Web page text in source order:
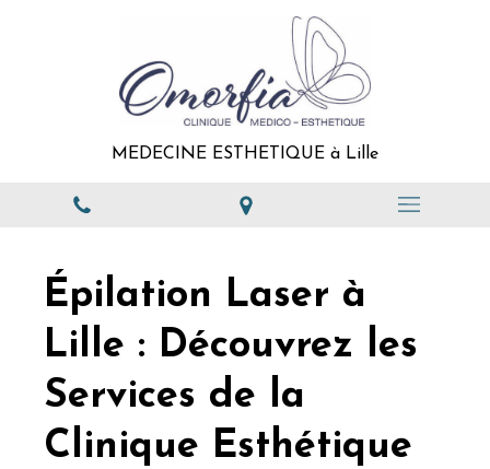
MEDECINE ESTHETIQUE à Lille
Épilation Laser à
Lille : Découvrez les
Services de la
Clinique Esthétique